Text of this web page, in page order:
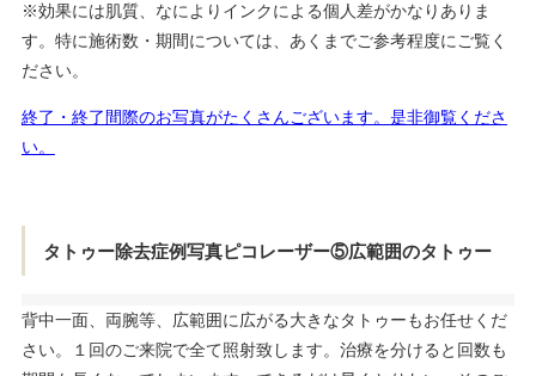
※効果には肌質、なによりインクによる個人差がかなりありま
す。特に施術数・期間については、あくまでご参考程度にご覧く
ださい。
終了・終了間際のお写真がたくさんございます。是非御覧くださ
い。
タトゥー除去症例写真ピコレーザー⑤広範囲のタトゥー
背中一面、両腕等、広範囲に広がる大きなタトゥーもお任せくだ
さい。１回のご来院で全て照射致します。治療を分けると回数も